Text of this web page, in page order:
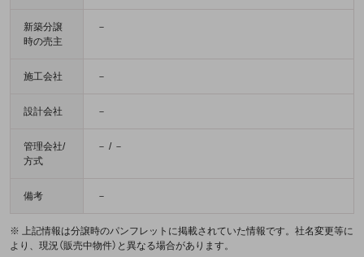
新築分譲
時の売主
－
施工会社 －
設計会社 －
管理会社/
方式
－ / －
備考 －
※ 上記情報は分譲時のパンフレットに掲載されていた情報です。社名変更等に
より、現況（販売中物件）と異なる場合があります。